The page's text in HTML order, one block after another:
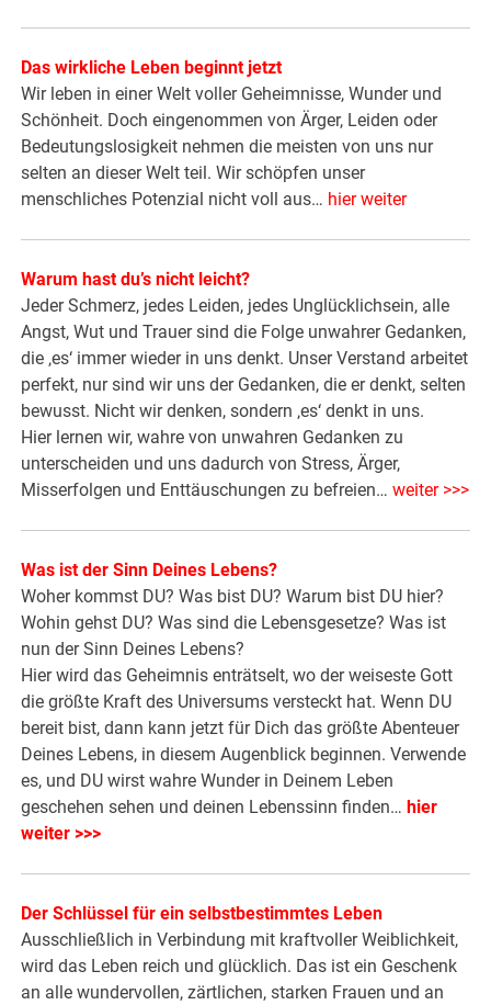
Das wirkliche Leben beginnt jetzt
Wir leben in einer Welt voller Geheimnisse, Wunder und
Schönheit. Doch eingenommen von Ärger, Leiden oder
Bedeutungslosigkeit nehmen die meisten von uns nur
selten an dieser Welt teil. Wir schöpfen unser
menschliches Potenzial nicht voll aus… hier weiter
Warum hast du’s nicht leicht?
Jeder Schmerz, jedes Leiden, jedes Unglücklichsein, alle
Angst, Wut und Trauer sind die Folge unwahrer Gedanken,
die ‚es‘ immer wieder in uns denkt. Unser Verstand arbeitet
perfekt, nur sind wir uns der Gedanken, die er denkt, selten
bewusst. Nicht wir denken, sondern ‚es‘ denkt in uns.
Hier lernen wir, wahre von unwahren Gedanken zu
unterscheiden und uns dadurch von Stress, Ärger,
Misserfolgen und Enttäuschungen zu befreien…weiter >>>
Was ist der Sinn Deines Lebens?
Woher kommst DU? Was bist DU? Warum bist DU hier?
Wohin gehst DU? Was sind die Lebensgesetze? Was ist
nun der Sinn Deines Lebens?
Hier wird das Geheimnis enträtselt, wo der weiseste Gott
die größte Kraft des Universums versteckt hat. Wenn DU
bereit bist, dann kann jetzt für Dich das größte Abenteuer
Deines Lebens, in diesem Augenblick beginnen. Verwende
es, und DU wirst wahre Wunder in Deinem Leben
geschehen sehen und deinen Lebenssinn finden… hier
weiter >>>
Der Schlüssel für ein selbstbestimmtes Leben
Ausschließlich in Verbindung mit kraftvoller Weiblichkeit,
wird das Leben reich und glücklich. Das ist ein Geschenk
an alle wundervollen, zärtlichen, starken Frauen und an